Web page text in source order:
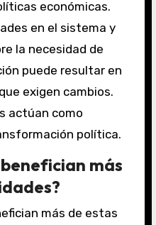
económicas.
en el sistema y
la necesidad de
puede resultar en
exigen cambios.
actúan como
política.
más
más de estas